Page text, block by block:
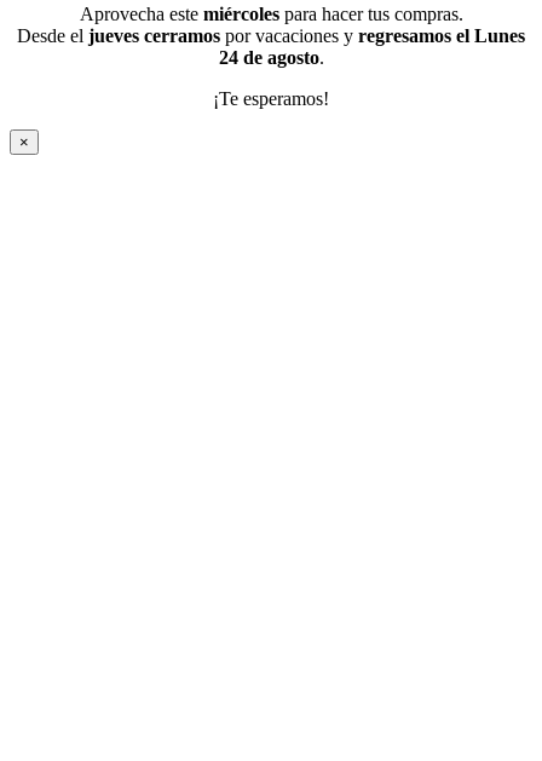
Aprovecha este miércolespara hacer tus compras.
Desde el jueves cerramos por vacaciones y regresamos el Lunes
24 de agosto.
¡Te esperamos!
×